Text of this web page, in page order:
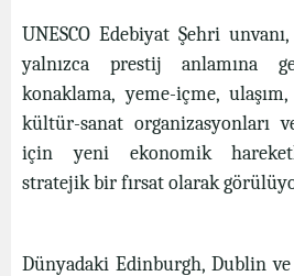
UNESCO Edebiyat Şehri
yalnızca prestij anlamına
konaklama, yeme-içme,
kültür-sanat organizasyonları
için yeni ekonomik
stratejik bir fırsat olarak
Dünyadaki Edinburgh, Dublin